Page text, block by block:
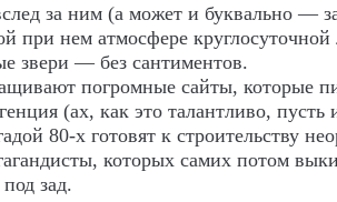
за ним (а может и буквально —
при нем атмосфере
звери — без сантиментов.
погромные сайты, которые
(ах, как это талантливо,
80-х готовят к строительству
которых самих потом
зад.